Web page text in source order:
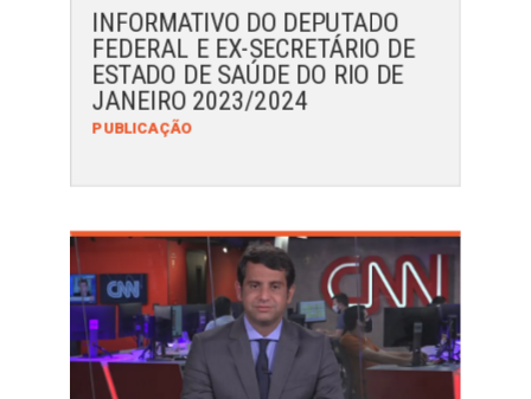
INFORMATIVO DO DEPUTADO
FEDERAL E EX-SECRETÁRIO DE
ESTADO DE SAÚDE DO RIO DE
JANEIRO 2023/2024
PUBLICAÇÃO